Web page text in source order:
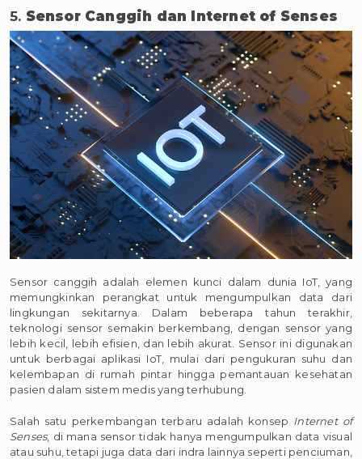
5. Sensor Canggih dan Internet of Senses
Sensor canggih adalah elemen kunci dalam dunia IoT, yang
memungkinkan perangkat untuk mengumpulkan data dari
lingkungan sekitarnya. Dalam beberapa tahun terakhir,
teknologi sensor semakin berkembang, dengan sensor yang
lebih kecil, lebih efisien, dan lebih akurat. Sensor ini digunakan
untuk berbagai aplikasi IoT, mulai dari pengukuran suhu dan
kelembapan di rumah pintar hingga pemantauan kesehatan
pasien dalam sistem medis yang terhubung.
Salah satu perkembangan terbaru adalah konsep Internet of
Senses, di mana sensor tidak hanya mengumpulkan data visual
atau suhu, tetapi juga data dari indra lainnya seperti penciuman,